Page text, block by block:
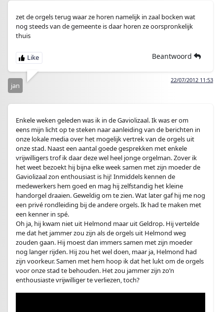
zet de orgels terug waar ze horen namelijk in zaal bocken wat
nog steeds van de gemeente is daar horen ze oorspronkelijk
thuis
Beantwoord
22/07/2012 11:53
jan
Enkele weken geleden was ik in de Gaviolizaal. Ik was er om
eens mijn licht op te steken naar aanleiding van de berichten in
onze lokale media over het mogelijk vertrek van de orgels uit
onze stad. Naast een aantal goede gesprekken met enkele
vrijwilligers trof ik daar deze wel heel jonge orgelman. Zover ik
het weet bezoekt hij bijna elke week samen met zijn moeder de
Gaviolizaal zon enthousiast is hij! Inmiddels kennen de
medewerkers hem goed en mag hij zelfstandig het kleine
handorgel draaien. Geweldig om te zien. Wat later gaf hij me nog
een privé rondleiding bij de andere orgels. Ik had te maken met
een kenner in spé.
Oh ja, hij kwam niet uit Helmond maar uit Geldrop. Hij vertelde
me dat het jammer zou zijn als de orgels uit Helmond weg
zouden gaan. Hij moest dan immers samen met zijn moeder
nog langer rijden. Hij zou het wel doen, maar ja, Helmond had
zijn voorkeur. Samen met hem hoop ik dat het lukt om de orgels
voor onze stad te behouden. Het zou jammer zijn zo’n
enthousiaste vrijwilliger te verliezen, toch?